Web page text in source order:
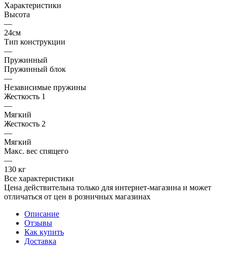
Характеристики
Высота
—
24см
Тип конструкции
—
Пружинный
Пружинный блок
—
Независимые пружины
Жесткость 1
—
Мягкий
Жесткость 2
—
Мягкий
Макс. вес спящего
—
130 кг
Все характеристики
Цена действительна только для интернет-магазина и может
отличаться от цен в розничных магазинах
Описание
Отзывы
Как купить
Доставка